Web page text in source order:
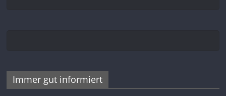
Immer gut informiert